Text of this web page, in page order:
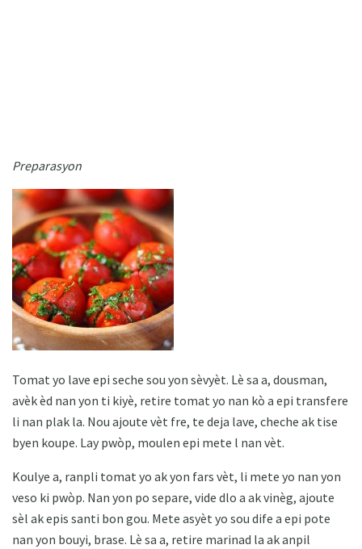
Preparasyon
Tomat yo lave epi seche sou yon sèvyèt. Lè sa a, dousman,
avèk èd nan yon ti kiyè, retire tomat yo nan kò a epi transfere
li nan plak la. Nou ajoute vèt fre, te deja lave, cheche ak tise
byen koupe. Lay pwòp, moulen epi mete l nan vèt.
Koulye a, ranpli tomat yo ak yon fars vèt, li mete yo nan yon
veso ki pwòp. Nan yon po separe, vide dlo a ak vinèg, ajoute
sèl ak epis santi bon gou. Mete asyèt yo sou dife a epi pote
nan yon bouyi, brase. Lè sa a, retire marinad la ak anpil